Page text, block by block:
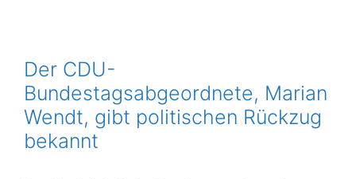
Der CDU-
Bundestagsabgeordnete, Marian
Wendt, gibt politischen Rückzug
bekannt